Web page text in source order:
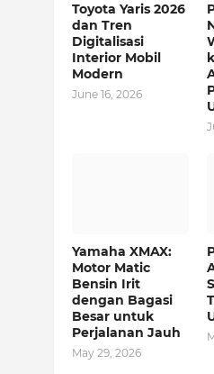
Toyota Yaris 2026
dan Tren
Digitalisasi
Interior Mobil
Modern
June 16, 2026
Yamaha XMAX:
Motor Matic
Bensin Irit
dengan Bagasi
Besar untuk
Perjalanan Jauh
May 29, 2026